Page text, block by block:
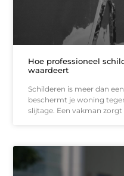
Hoe professioneel
waardeert
Schilderen is meer dan
beschermt je woning
slijtage. Een vakman zorgt